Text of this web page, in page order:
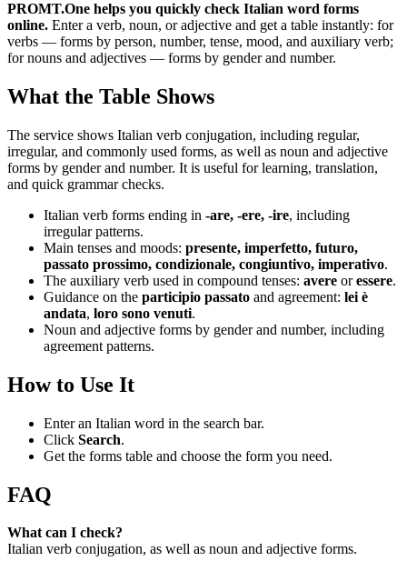
PROMT.One helps you quickly check Italian word forms
online. Enter a verb, noun, or adjective and get a table instantly: for
verbs — forms by person, number, tense, mood, and auxiliary verb;
for nouns and adjectives — forms by gender and number.
What the Table Shows
The service shows Italian verb conjugation, including regular,
irregular, and commonly used forms, as well as noun and adjective
forms by gender and number. It is useful for learning, translation,
and quick grammar checks.
Italian verb forms ending in -are, -ere, -ire, including
irregular patterns.
Main tenses and moods: presente, imperfetto, futuro,
passato prossimo, condizionale, congiuntivo, imperativo.
The auxiliary verb used in compound tenses: avere oressere.
Guidance on the participio passato and agreement: lei è
andata, loro sono venuti.
Noun and adjective forms by gender and number, including
agreement patterns.
How to Use It
Enter an Italian word in the search bar.
Click Search.
Get the forms table and choose the form you need.
FAQ
What can I check?
Italian verb conjugation, as well as noun and adjective forms.